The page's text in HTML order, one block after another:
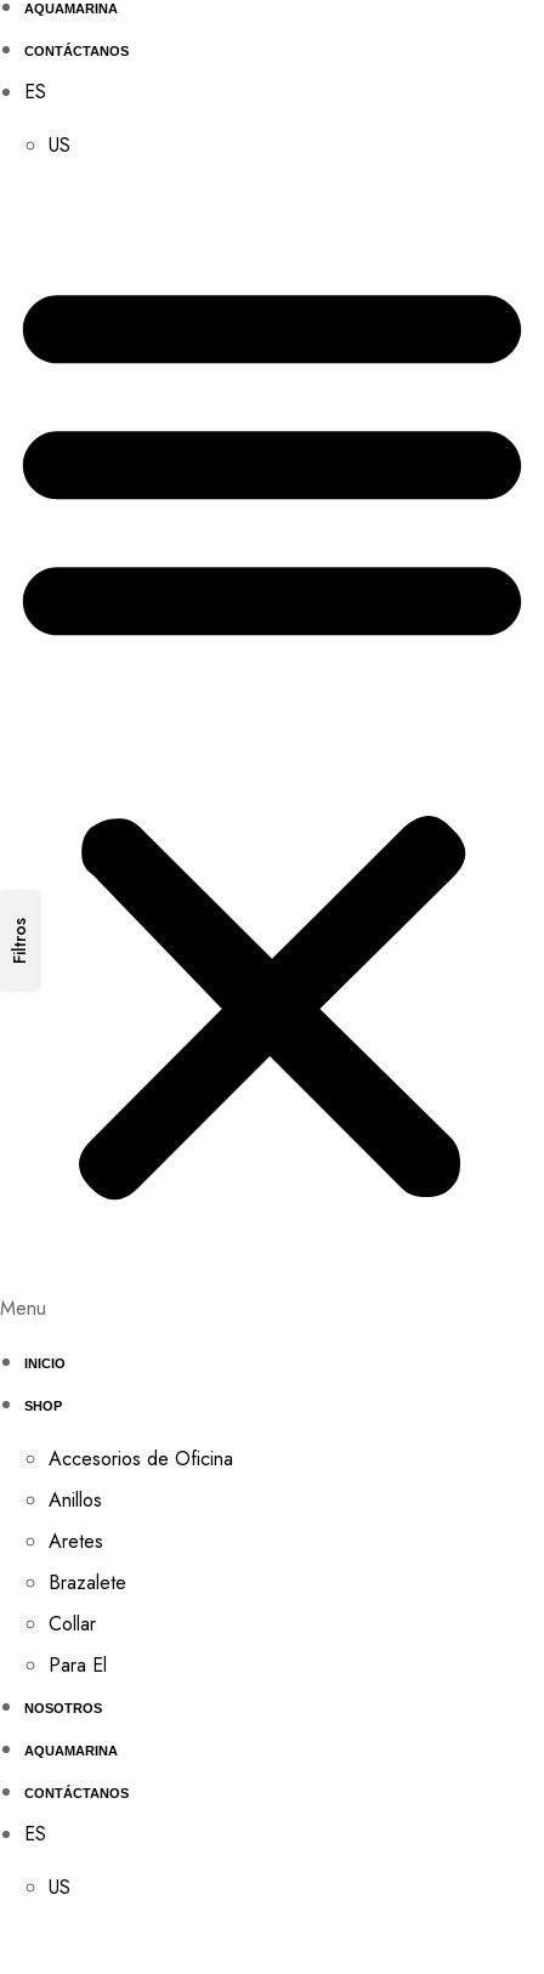
AQUAMARINA
CONTÁCTANOS
ES
US
Menu
INICIO
SHOP
Accesorios de Oficina
Anillos
Aretes
Brazalete
Collar
Para El
NOSOTROS
AQUAMARINA
CONTÁCTANOS
ES
US
Filtros